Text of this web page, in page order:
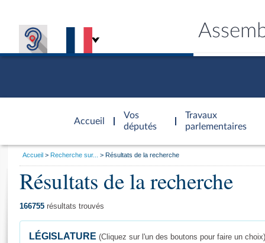
Accueil
d'accueil
Vos
députés
Travaux
parlementaires
Général
Vous
Accueil Recherche sur... Résultats de la recherche
Résultats de la recherche
166755 résultats trouvés
LÉGISLATURE (Cliquez sur l'un des boutons pour faire un choix)